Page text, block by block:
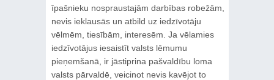
īpašnieku nospraustajām darbības robežām,
nevis ieklausās un atbild uz iedzīvotāju
vēlmēm, tiesībām, interesēm. Ja vēlamies
iedzīvotājus iesaistīt valsts lēmumu
pieņemšanā, ir jāstiprina pašvaldību loma
valsts pārvaldē, veicinot nevis kavējot to